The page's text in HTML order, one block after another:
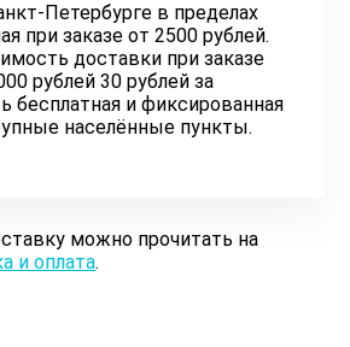
Петербурге в пределах
при заказе от 2500 рублей.
доставки при заказе
рублей 30 рублей за
бесплатная и фиксированная
населённые пункты.
можно прочитать на
и оплата.